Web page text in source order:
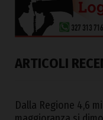
ARTICOLI
Dalla Regione 4,6